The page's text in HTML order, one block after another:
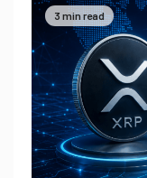
3 min read